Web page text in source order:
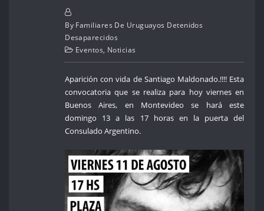
By Familiares De Uruguayos Detenidos
Desaparecidos
Eventos, Noticias
Aparición con vida de Santiago Maldonado.!!!! Esta
convocatoria que se realiza para hoy viernes en
Buenos Aires, en Montevideo se hará este
domingo 13 a las 17 horas en la puerta del
Consulado Argentino.